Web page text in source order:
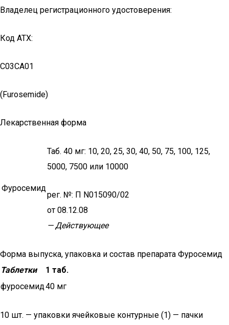
Владелец регистрационного удостоверения:
Код ATX:
C03CA01
(Furosemide)
Лекарственная форма
Фуросемид
Таб. 40 мг: 10, 20, 25, 30, 40, 50, 75, 100, 125,
5000, 7500 или 10000
рег. №: П N015090/02
от 08.12.08
— Действующее
Форма выпуска, упаковка и состав препарата Фуросемид
Таблетки
1 таб.
фуросемид40 мг
10 шт. — упаковки ячейковые контурные (1) — пачки